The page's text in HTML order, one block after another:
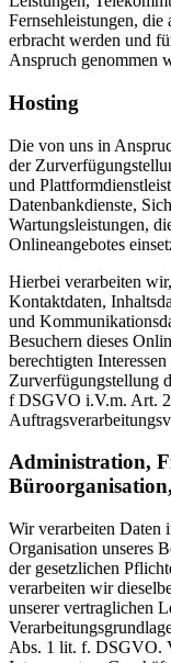
Fernsehleistungen,
erbracht werden und
Anspruch genommen
Hosting
Die von uns in
der
und
Datenbankdienste,
Wartungsleistungen,
Onlineangebotes
Hierbei verarbeiten
Kontaktdaten,
und
Besuchern dieses
berechtigten
Zurverfügungstellung
f DSGVO i.V.m. Art.
Administration,
Wir verarbeiten Daten
Organisation unseres
der gesetzlichen
verarbeiten wir
unserer vertraglichen
Abs. 1 lit. f. DSGVO.